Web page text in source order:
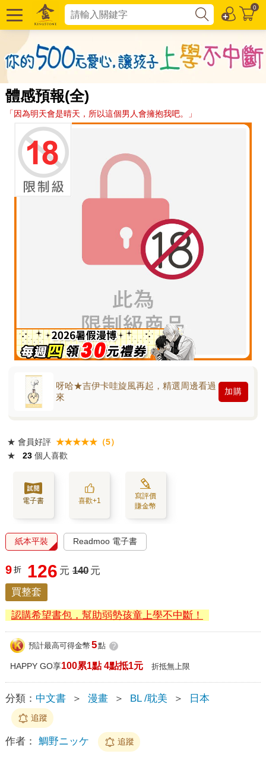
0
體感預報(全)
「因為明天會是晴天，所以這個男人會擁抱我吧。」
呀哈★吉伊卡哇旋風再起，精選周邊看過
來
加購
★ 會員好評 ★★★★★（5）
★
23 個人喜歡
電子書 喜歡+1
寫評價
賺金幣
紙本平裝 Readmoo 電子書
9 折 126 元 140 元
買整套
認購希望書包，幫助弱勢孩童上學不中斷！
預計最高可得金幣 5點 ?
HAPPY GO享100累1點 4點抵1元 折抵無上限
分類： 中文書 ＞ 漫畫 ＞ BL /耽美 ＞ 日本
追蹤
作者： 鯛野ニッケ 追蹤